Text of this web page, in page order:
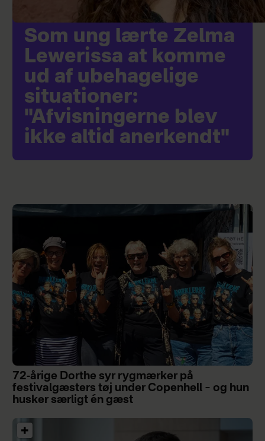
Som ung lærte Zelma
Lewerissa at komme
ud af ubehagelige
situationer:
"Afvisningerne blev
ikke altid anerkendt"
72-årige Dorthe syr rygmærker på
festivalgæsters tøj under Copenhell – og hun
husker særligt én gæst